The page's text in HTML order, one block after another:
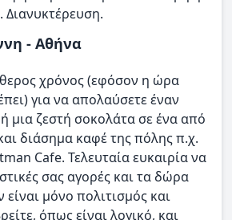
- Αθήνα
χρόνος (εφόσον η ώρα
για να απολαύσετε έναν
μια ζεστή σοκολάτα σε ένα από
διάσημα καφέ της πόλης π.χ.
Cafe. Τελευταία ευκαιρία να
σας αγορές και τα δώρα
είναι μόνο πολιτισμός και
όπως είναι λογικό, και